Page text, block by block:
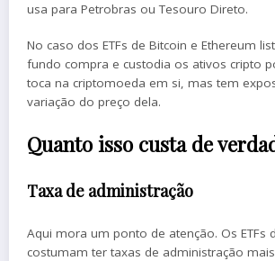
usa para Petrobras ou Tesouro Direto.
No caso dos ETFs de Bitcoin e Ethereum
fundo compra e custodia os ativos cripto
toca na criptomoeda em si, mas tem
variação do preço dela.
Quanto isso custa de
Taxa de administração
Aqui mora um ponto de atenção. Os ETFs
costumam ter taxas de administração